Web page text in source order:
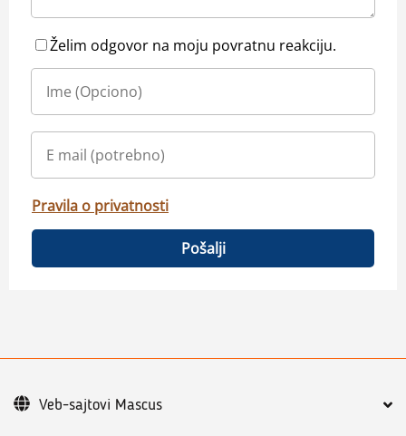
Želim odgovor na moju povratnu reakciju.
Pravila o privatnosti
Pošalji
Veb-sajtovi Mascus